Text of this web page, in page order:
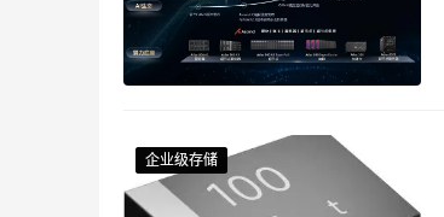
企业级存储
企业级存储
企业级存储
企业级存储